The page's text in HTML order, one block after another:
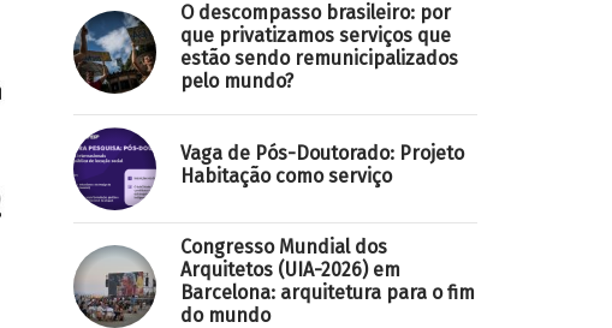
O descompasso brasileiro: por
que privatizamos serviços que
estão sendo remunicipalizados
pelo mundo?
Vaga de Pós-Doutorado: Projeto
Habitação como serviço
Congresso Mundial dos
Arquitetos (UIA-2026) em
Barcelona: arquitetura para o fim
do mundo